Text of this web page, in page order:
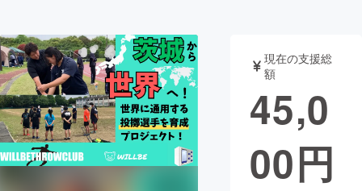
テクノロジー・ガジェット
映像・映画 書籍・雑誌
ビジネス・起業 チャレンジ
現在の支援総
額
45,0
00円